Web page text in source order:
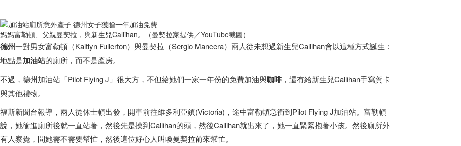
媽媽富勒頓、父親曼契拉，與新生兒Callihan。（曼契拉家提供／YouTube截圖）
德州一對男女富勒頓（Kaitlyn Fullerton）與曼契拉（Sergio Mancera）兩人從未想過新生兒Callihan會以這種方式誕生：
地點是加油站的廁所，而不是產房。
不過，德州加油站「Pilot Flying J」很大方，不但給她們一家一年份的免費加油與咖啡，還有給新生兒Callihan手寫賀卡
與其他禮物。
福斯新聞台報導，兩人從休士頓出發，開車前往維多利亞鎮(Victoria)，途中富勒頓急衝到Pilot Flying J加油站。富勒頓
說，她衝進廁所後就一直站著，然後先是摸到Callihan的頭，然後Callihan就出來了，她一直緊緊抱著小孩。然後廁所外
有人察覺，問她需不需要幫忙，然後這位好心人叫喚曼契拉前來幫忙。